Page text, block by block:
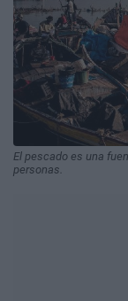
El pescado es una
personas.